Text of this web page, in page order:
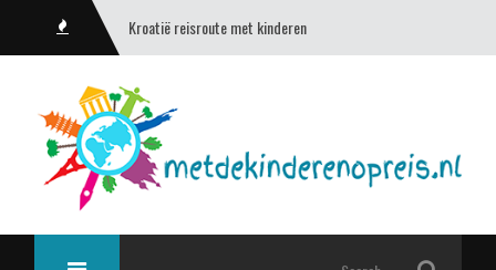
Kroatië reisroute met kinderen